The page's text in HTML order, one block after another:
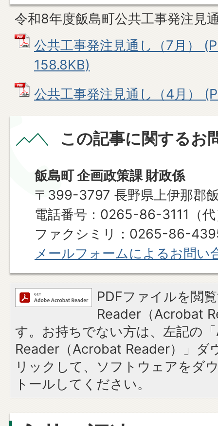
令和8年度飯島町公共工事発注見
公共工事発注見通し（7月）
158.8KB)
公共工事発注見通し（4月）
この記事に関するお
飯島町 企画政策課 財政係
〒399-3797 長野県上伊那郡
電話番号：0265-86-3111（
ファクシミリ：0265-86-
メールフォームによるお問い
PDFファイルを閲
Reader（Acrobat
す。お持ちでない方は、左記の
Reader（Acrobat Reader）」ダ
リックして、ソフトウェアをダ
トールしてください。